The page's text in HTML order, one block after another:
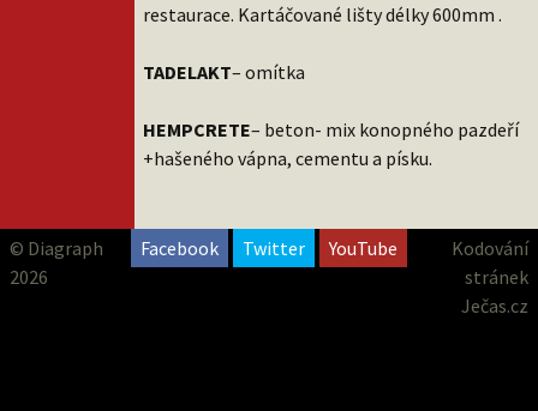
restaurace. Kartáčované lišty délky 600mm .
TADELAKT– omítka
HEMPCRETE– beton- mix konopného pazdeří
+hašeného vápna, cementu a písku.
© Diagraph
2026
Facebook Twitter YouTube
Kodování
stránek
Ječas.cz